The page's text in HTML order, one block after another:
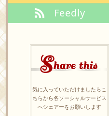
Feedly
Share this
気に入っていただけましたらこ
ちらから各ソーシャルサービス
へシェアーをお願いします